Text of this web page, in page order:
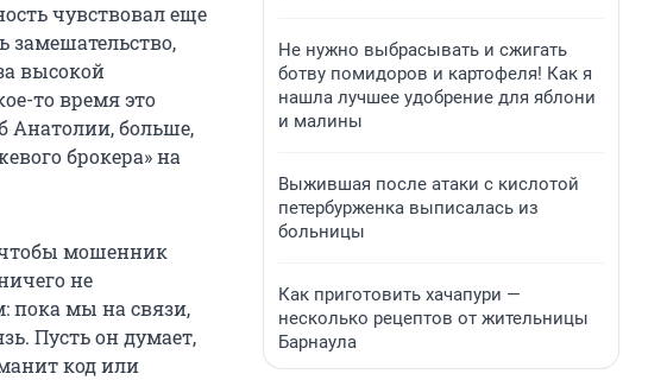
чувствовал еще
замешательство,
высокой
то время это
Анатолии, больше,
брокера» на
чтобы мошенник
не
пока мы на связи,
Пусть он думает,
код или
Не нужно выбрасывать и сжигать
ботву помидоров и картофеля! Как я
нашла лучшее удобрение для яблони
и малины
Выжившая после атаки с кислотой
петербурженка выписалась из
больницы
Как приготовить хачапури —
несколько рецептов от жительницы
Барнаула